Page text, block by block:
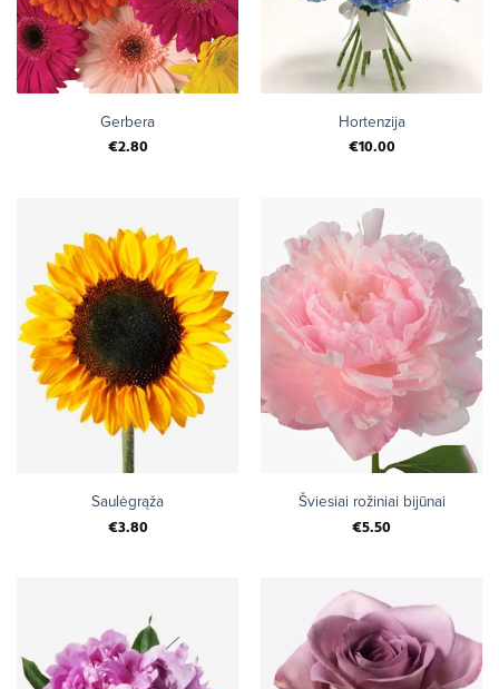
Gerbera
€2.80
Hortenzija
€10.00
Saulėgrąža
€3.80
Šviesiai rožiniai bijūnai
€5.50